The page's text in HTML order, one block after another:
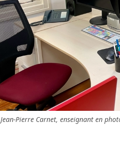
Jean-Pierre Carnet, enseignant en